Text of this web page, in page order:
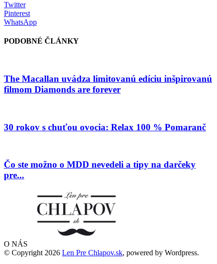
Twitter
Pinterest
WhatsApp
PODOBNÉ ČLÁNKY
The Macallan uvádza limitovanú edíciu inšpirovanú
filmom Diamonds are forever
30 rokov s chuťou ovocia: Relax 100 % Pomaranč
Čo ste možno o MDD nevedeli a tipy na darčeky
pre...
O NÁS
© Copyright 2026 Len Pre Chlapov.sk, powered by Wordpress.